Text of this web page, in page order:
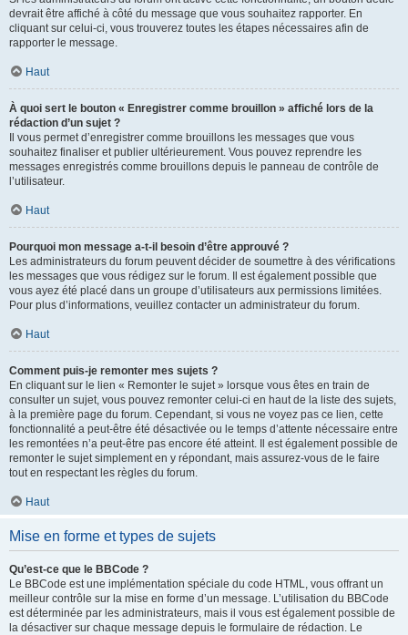
devrait être affiché à côté du message que vous souhaitez rapporter. En
cliquant sur celui-ci, vous trouverez toutes les étapes nécessaires afin de
rapporter le message.
Haut
À quoi sert le bouton « Enregistrer comme brouillon » affiché lors de la
rédaction d’un sujet ?
Il vous permet d’enregistrer comme brouillons les messages que vous
souhaitez finaliser et publier ultérieurement. Vous pouvez reprendre les
messages enregistrés comme brouillons depuis le panneau de contrôle de
l’utilisateur.
Haut
Pourquoi mon message a-t-il besoin d’être approuvé ?
Les administrateurs du forum peuvent décider de soumettre à des vérifications
les messages que vous rédigez sur le forum. Il est également possible que
vous ayez été placé dans un groupe d’utilisateurs aux permissions limitées.
Pour plus d’informations, veuillez contacter un administrateur du forum.
Haut
Comment puis-je remonter mes sujets ?
En cliquant sur le lien « Remonter le sujet » lorsque vous êtes en train de
consulter un sujet, vous pouvez remonter celui-ci en haut de la liste des sujets,
à la première page du forum. Cependant, si vous ne voyez pas ce lien, cette
fonctionnalité a peut-être été désactivée ou le temps d’attente nécessaire entre
les remontées n’a peut-être pas encore été atteint. Il est également possible de
remonter le sujet simplement en y répondant, mais assurez-vous de le faire
tout en respectant les règles du forum.
Haut
Mise en forme et types de sujets
Qu’est-ce que le BBCode ?
Le BBCode est une implémentation spéciale du code HTML, vous offrant un
meilleur contrôle sur la mise en forme d’un message. L’utilisation du BBCode
est déterminée par les administrateurs, mais il vous est également possible de
la désactiver sur chaque message depuis le formulaire de rédaction. Le